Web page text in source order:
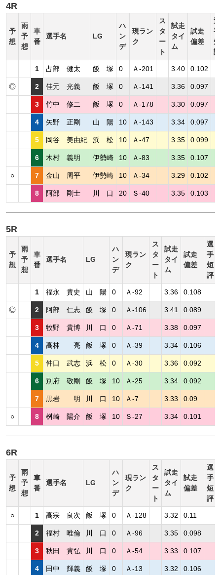
4R
予
想
雨
予
想
車
番
選手名 LG
ハ
ン
デ
現ラン
ク
ス
タ
ー
ト
試走
タイ
ム
試走
偏差
選
手
短
評
1 占部 健太 飯 塚 0 Ａ-201 3.40 0.102
◎ 2 佳元 光義 飯 塚 0 Ａ-141 3.36 0.097
3 竹中 修二 飯 塚 0 Ａ-178 3.30 0.097
4 矢野 正剛 山 陽 10 Ａ-143 3.34 0.097
5 岡谷 美由紀 浜 松 10 Ａ-47 3.35 0.099
6 木村 義明 伊勢崎 10 Ａ-83 3.35 0.107
○ 7 金山 周平 伊勢崎 10 Ａ-34 3.29 0.102
8 阿部 剛士 川 口 20 Ｓ-40 3.35 0.103
5R
予
想
雨
予
想
車
番
選手名 LG
ハ
ン
デ
現ラン
ク
ス
タ
ー
ト
試走
タイ
ム
試走
偏差
選
手
短
評
1 福永 貴史 山 陽 0 Ａ-92 3.36 0.108
◎ 2 阿部 仁志 飯 塚 0 Ａ-106 3.41 0.089
3 牧野 貴博 川 口 0 Ａ-71 3.38 0.097
4 高林 亮 飯 塚 0 Ａ-39 3.34 0.106
5 仲口 武志 浜 松 0 Ａ-30 3.36 0.092
6 別府 敬剛 飯 塚 10 Ａ-25 3.34 0.092
7 黒岩 明 川 口 10 Ａ-7 3.33 0.09
○ 8 桝崎 陽介 飯 塚 10 Ｓ-27 3.34 0.101
6R
予
想
雨
予
想
車
番
選手名 LG
ハ
ン
デ
現ラン
ク
ス
タ
ー
ト
試走
タイ
ム
試走
偏差
選
手
短
評
○ 1 高宗 良次 飯 塚 0 Ａ-128 3.32 0.11
2 福村 唯倫 川 口 0 Ａ-96 3.35 0.098
3 秋田 貴弘 川 口 0 Ａ-54 3.33 0.107
4 田中 輝義 飯 塚 0 Ａ-13 3.32 0.106